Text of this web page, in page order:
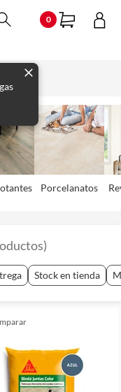
0
Porcelanatos
)
Stock en tienda